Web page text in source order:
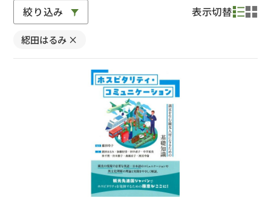
教師用参考書
絞り込み 表示切替
綛田はるみ ×